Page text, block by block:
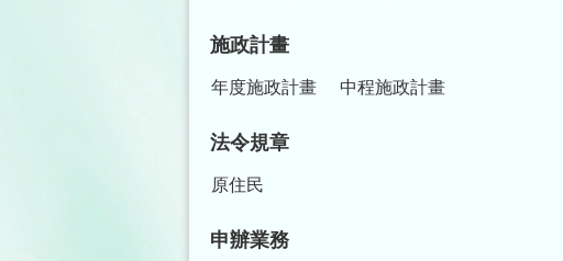
施政計畫
年度施政計畫 中程施政計畫
法令規章
原住民
申辦業務